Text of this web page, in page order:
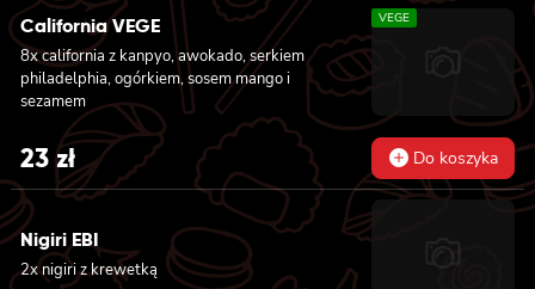
California VEGE
8x california z kanpyo, awokado, serkiem
philadelphia, ogórkiem, sosem mango i
sezamem
VEGE
23zł Do koszyka
Nigiri EBI
2x nigiri z krewetką